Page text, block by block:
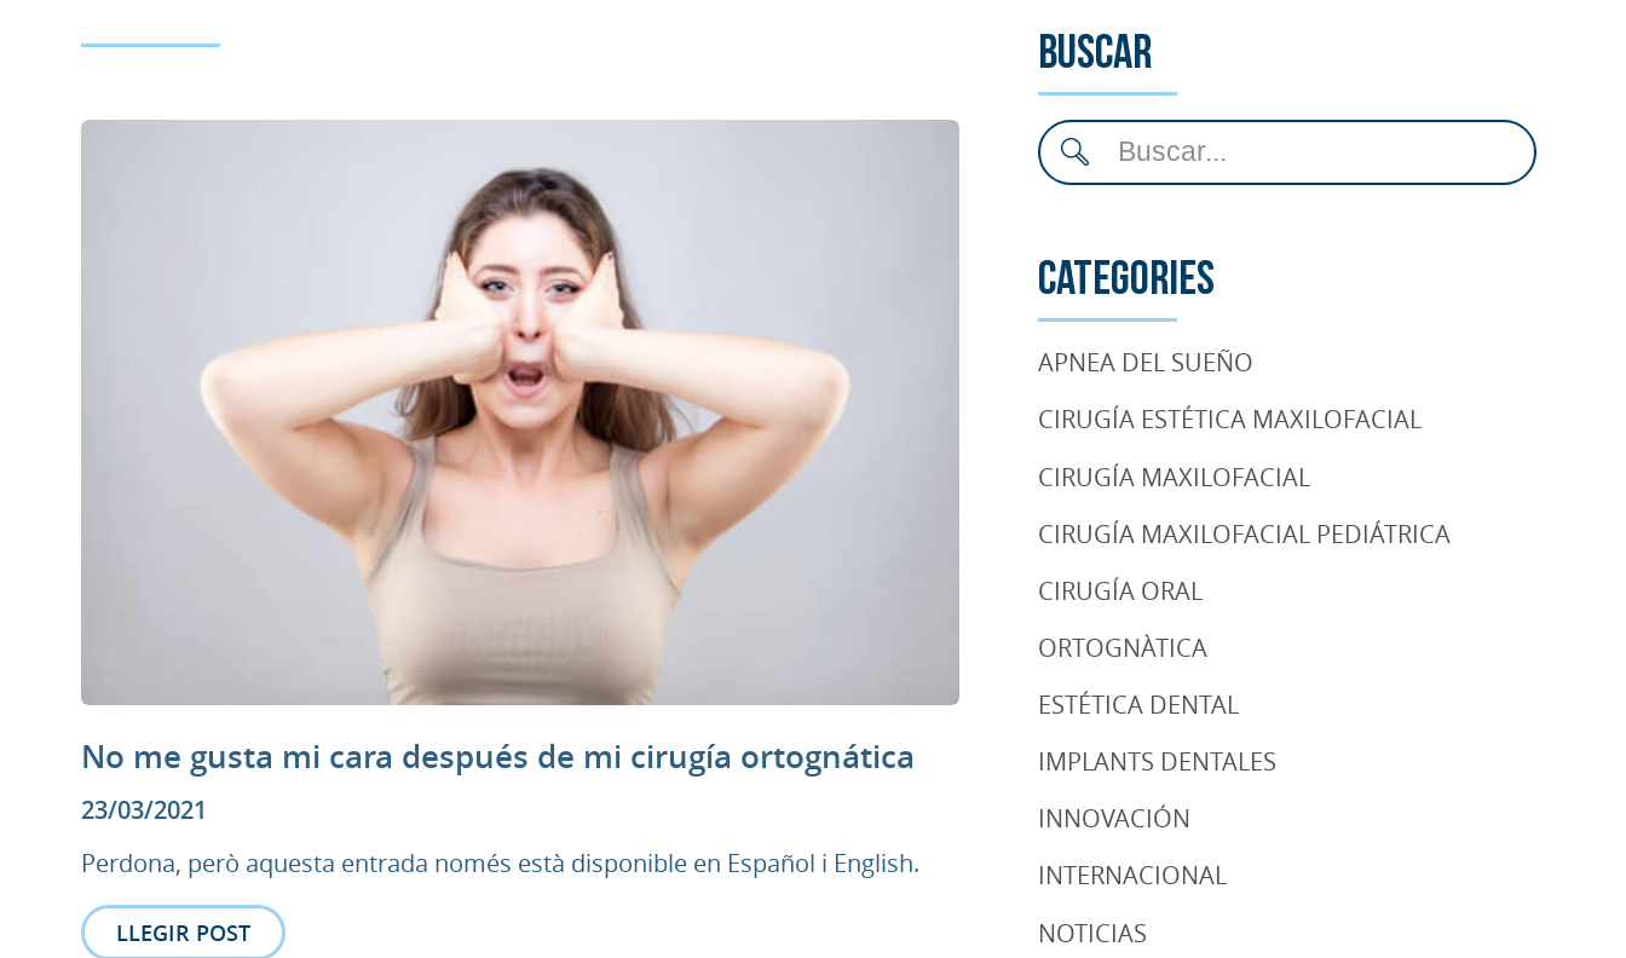
INVASIVA
ALTRES PROCEDIMENTS
No me gusta mi cara después de mi cirugía ortognática
23/03/2021
Perdona, però aquesta entrada només està disponible en Español i English.
LLEGIR POST
Buscar
Categories
APNEA DEL SUEÑO
CIRUGÍA ESTÉTICA MAXILOFACIAL
CIRUGÍA MAXILOFACIAL
CIRUGÍA MAXILOFACIAL PEDIÁTRICA
CIRUGÍA ORAL
ORTOGNÀTICA
ESTÉTICA DENTAL
IMPLANTS DENTALES
INNOVACIÓN
INTERNACIONAL
NOTICIAS